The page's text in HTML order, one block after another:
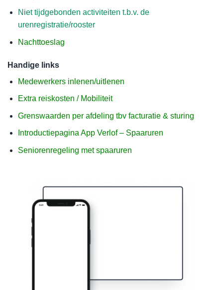
Niet tijdgebonden activiteiten t.b.v. de
urenregistratie/rooster
Nachttoeslag
Handige links
Medewerkers inlenen/uitlenen
Extra reiskosten / Mobiliteit
Grenswaarden per afdeling tbv facturatie & sturing
Introductiepagina App Verlof – Spaaruren
Seniorenregeling met spaaruren